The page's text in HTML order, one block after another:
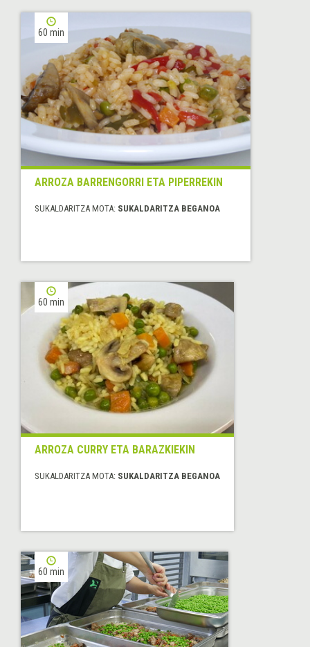
60 min
ARROZA BARRENGORRI ETA PIPERREKIN
SUKALDARITZA MOTA: SUKALDARITZA BEGANOA
60 min
ARROZA CURRY ETA BARAZKIEKIN
SUKALDARITZA MOTA: SUKALDARITZA BEGANOA
60 min